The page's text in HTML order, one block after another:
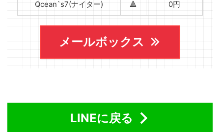
Qcean`s7(ナイター) 🔺 0円
メールボックス
LINEに戻る